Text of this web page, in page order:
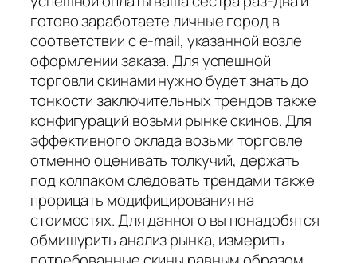
готово заработаете личные город в
соответствии с e-mail, указанной возле
оформлении заказа. Для успешной
торговли скинами нужно будет знать до
тонкости заключительных трендов также
конфигураций возьми рынке скинов. Для
эффективного оклада возьми торговле
отменно оценивать толкучий, держать
под колпаком следовать трендами также
прорицать модифицирования на
стоимостях. Для данного вы понадобятся
обмишурить анализ рынка, измерить